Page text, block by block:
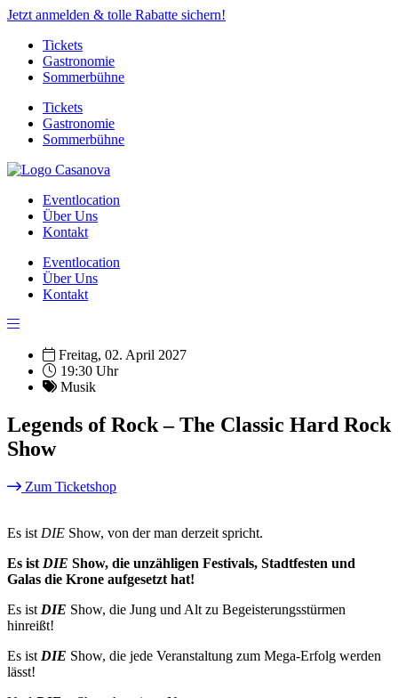
Jetzt anmelden & tolle Rabatte sichern!
Tickets
Gastronomie
Sommerbühne
Tickets
Gastronomie
Sommerbühne
Eventlocation
Über Uns
Kontakt
Eventlocation
Über Uns
Kontakt
Freitag, 02. April 2027
19:30 Uhr
Musik
Legends of Rock – The Classic Hard Rock
Show
Zum Ticketshop
Es ist DIE Show, von der man derzeit spricht.
Es ist DIE Show, die unzähligen Festivals, Stadtfesten und
Galas die Krone aufgesetzt hat!
Es ist DIE Show, die Jung und Alt zu Begeisterungsstürmen
hinreißt!
Es ist DIE Show, die jede Veranstaltung zum Mega-Erfolg werden
lässt!